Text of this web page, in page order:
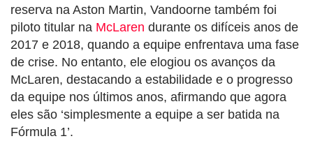
reserva na Aston Martin, Vandoorne também foi
piloto titular na McLaren durante os difíceis anos de
2017 e 2018, quando a equipe enfrentava uma fase
de crise. No entanto, ele elogiou os avanços da
McLaren, destacando a estabilidade e o progresso
da equipe nos últimos anos, afirmando que agora
eles são ‘simplesmente a equipe a ser batida na
Fórmula 1’.